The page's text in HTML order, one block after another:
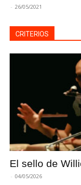
- 26/05/2021
CRITERIOS
El sello de
- 04/05/2026